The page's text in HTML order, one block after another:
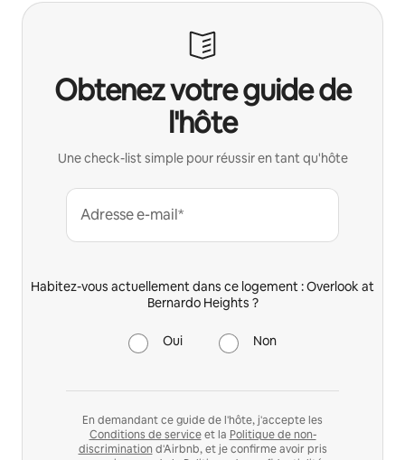
Obtenez votre guide de
l'hôte
Une check-list simple pour réussir en tant qu'hôte
Adresse e-mail*
Habitez-vous actuellement dans ce logement : Overlook at
Bernardo Heights ?
Oui Non
En demandant ce guide de l'hôte, j'accepte les
Conditions de serviceet la Politique de non-
discrimination d'Airbnb, et je confirme avoir pris